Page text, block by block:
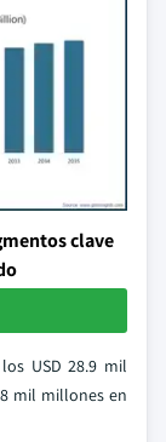
clave
USD 28.9 mil
mil millones en